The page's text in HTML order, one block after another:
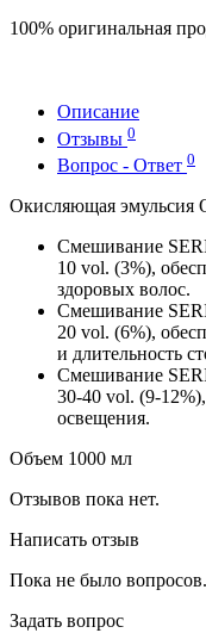
100% оригинальная
Описание
Отзывы 0
Вопрос - Ответ 0
Окисляющая эмульсия
Смешивание
10 vol. (3%),
здоровых волос.
Смешивание
20 vol. (6%),
и длительность
Смешивание
30-40 vol. (9-
освещения.
Объем 1000 мл
Отзывов пока нет.
Написать отзыв
Пока не было вопросов.
Задать вопрос